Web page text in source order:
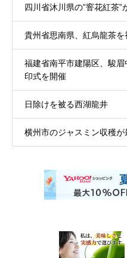
四川省沐川県の”窨花紅茶”
貴州省思南県、紅烏龍茶を
福建省南平市建陽区、駿
印式を開催
日除けを被る西湖龍井
横州市のジャスミン収穫が